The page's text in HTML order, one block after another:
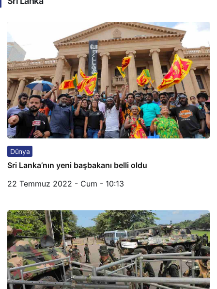
Dünya
Sri Lanka’nın yeni başbakanı belli oldu
22 Temmuz 2022 - Cum - 10:13